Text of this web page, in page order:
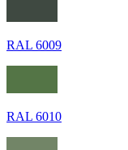
RAL 6009
RAL 6010